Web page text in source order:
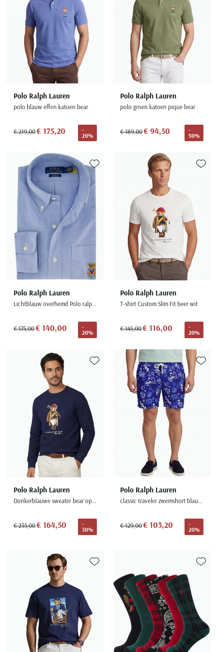
Seidensticker
Slater
State of Art
Superdry
Tenson
Thomas Maine
Tommy Hilfiger
Tramarossa
UBR
Wellington of Billmore
William Lockie
Xacus
Alle merken
Polo Ralph Lauren
polo blauw effen katoen bear
€ 219,00€ 175,20
-
20%
Polo Ralph Lauren
polo groen katoen pique bear
€ 189,00€ 94,50
-
50%
Polo Ralph Lauren
Lichtblauw overhemd Polo ralph lauren bear met borstzak
€ 175,00€ 140,00
-
20%
Toevoegen aan favorieten
Polo Ralph Lauren
T-shirt Custom Slim Fit beer wit
€ 145,00€ 116,00
-
20%
Polo Ralph Lauren
Donkerblauwe sweater bear opdruk
€ 235,00€ 164,50
-
30%
Toevoegen aan favorieten
Polo Ralph Lauren
classic traveler zwemshort blauw print
€ 129,00€ 103,20
-
20%
Toevoegen aan favorieten